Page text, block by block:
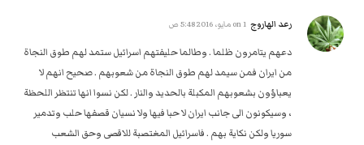
رعد الهاروج 1 مايو، 2016 5:48 ص
دعهم يتامرون ظلما . وطالما حليفتهم اسرائيل ستمد لهم طوق النجاة
من ايران فمن سيمد لهم طوق النجاة من شعوبهم . صحيح انهم لا
يعباؤون بشعوبهم المكبلة بالحديد والنار . لكن نسوا انها تنتظر اللحظة
، وسيكونون الى جانب ايران لا حبا فيها ولا نسيان قصفها حلب وتدمير
سوريا ولكن نكاية بهم . فاسرائيل المغتصبة للاقصى وحق الشعب